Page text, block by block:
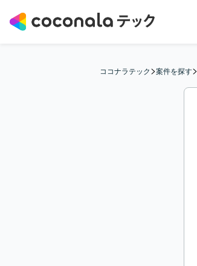
ココナラテック>案件を探す>